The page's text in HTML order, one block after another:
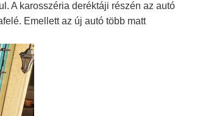
A karosszéria deréktáji részén az autó
Emellett az új autó több matt